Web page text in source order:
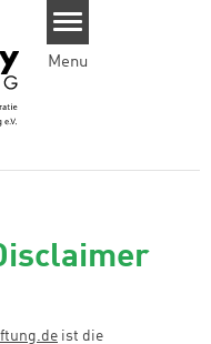
Menu
ist die